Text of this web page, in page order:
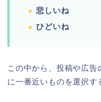
悲しいね
ひどいね
この中から、投稿や広告
に一番近いものを選択す